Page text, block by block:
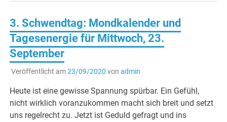
3. Schwendtag: Mondkalender und
Tagesenergie für Mittwoch, 23.
September
Veröffentlicht am23/09/2020 von admin
Heute ist eine gewisse Spannung spürbar. Ein Gefühl,
nicht wirklich voranzukommen macht sich breit und setzt
uns regelrecht zu. Jetzt ist Geduld gefragt und ins